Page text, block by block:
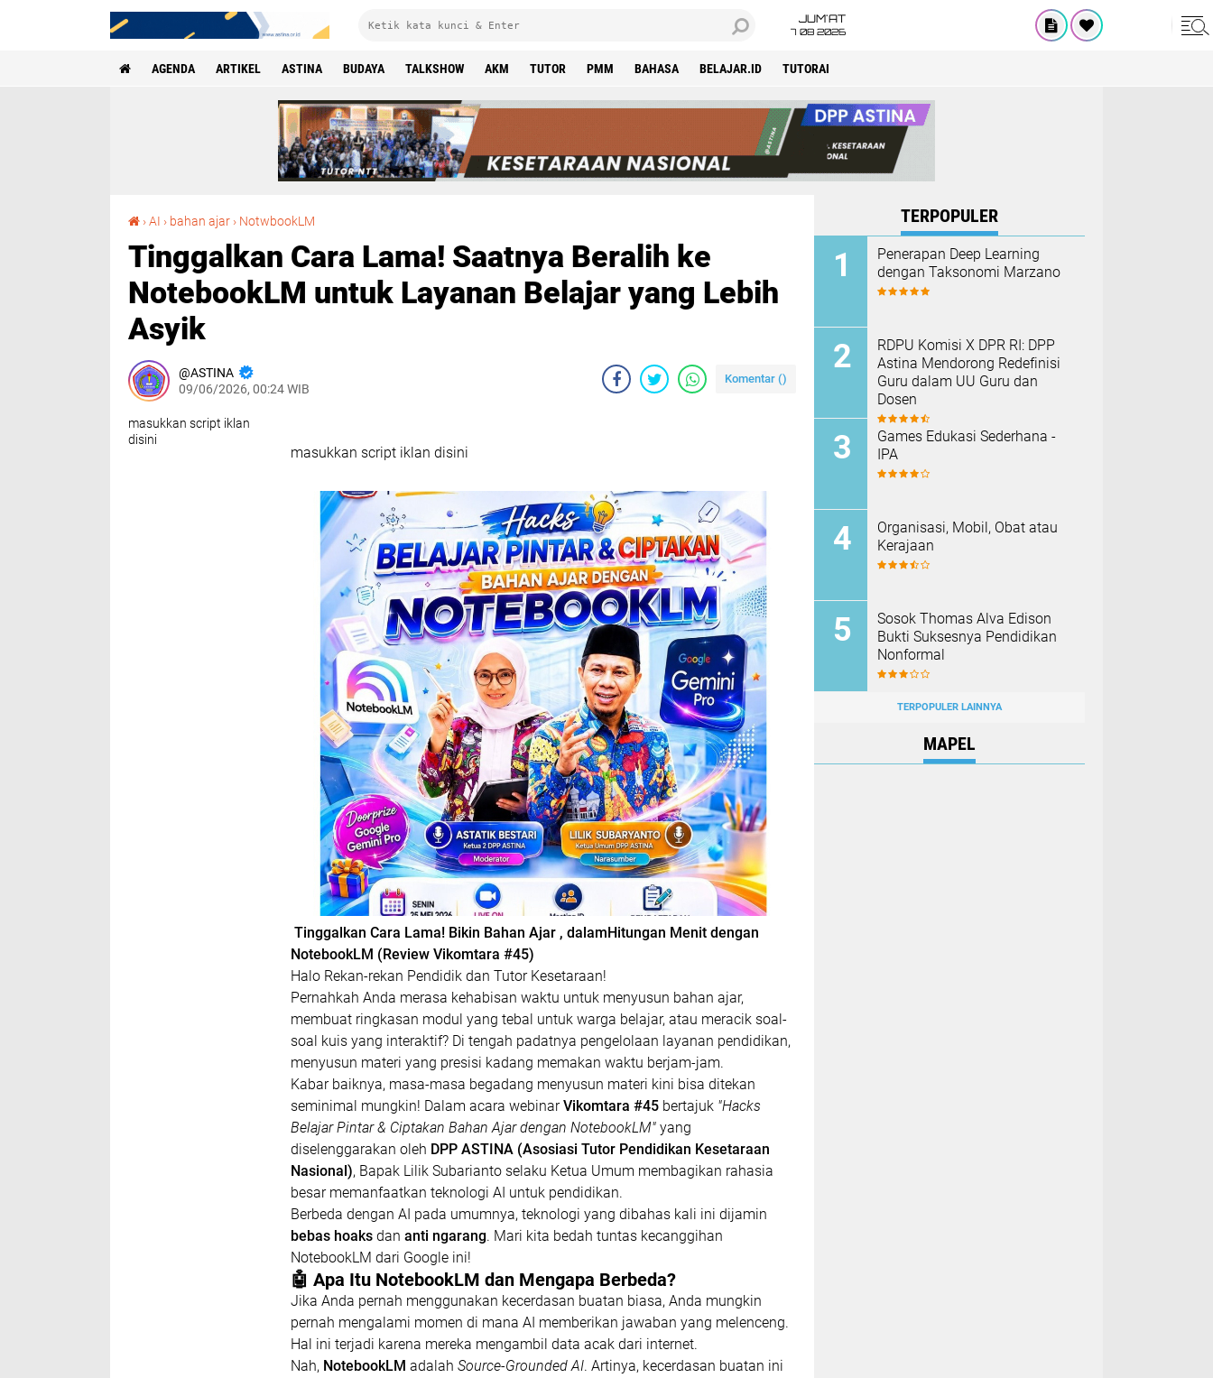
JUM'AT
7 08 2026
AGENDA ARTIKEL ASTINA BUDAYA TALKSHOW AKM TUTOR PMM BAHASA BELAJAR.ID TUTORAI
›AI › bahan ajar › NotwbookLM
Tinggalkan Cara Lama! Saatnya Beralih ke
NotebookLM untuk Layanan Belajar yang Lebih
Asyik
ASTINA
09/06/2026, 00:24 WIB
Komentar ()
masukkan script iklan
disini
masukkan script iklan disini
Tinggalkan Cara Lama! Bikin Bahan Ajar , dalamHitungan Menit dengan
NotebookLM (Review Vikomtara #45)
​Halo Rekan-rekan Pendidik dan Tutor Kesetaraan!
​Pernahkah Anda merasa kehabisan waktu untuk menyusun bahan ajar,
membuat ringkasan modul yang tebal untuk warga belajar, atau meracik soal-
soal kuis yang interaktif? Di tengah padatnya pengelolaan layanan pendidikan,
menyusun materi yang presisi kadang memakan waktu berjam-jam.
​Kabar baiknya, masa-masa begadang menyusun materi kini bisa ditekan
seminimal mungkin! Dalam acara webinarVikomtara #45 bertajuk "Hacks
Belajar Pintar & Ciptakan Bahan Ajar dengan NotebookLM" yang
diselenggarakan oleh DPP ASTINA (Asosiasi Tutor Pendidikan Kesetaraan
Nasional), Bapak Lilik Subarianto selaku Ketua Umum membagikan rahasia
besar memanfaatkan teknologi AI untuk pendidikan.
​Berbeda dengan AI pada umumnya, teknologi yang dibahas kali ini dijamin
bebas hoaks dan anti ngarang. Mari kita bedah tuntas kecanggihan
NotebookLM dari Google ini!
​🤖 Apa Itu NotebookLM dan Mengapa Berbeda?
​Jika Anda pernah menggunakan kecerdasan buatan biasa, Anda mungkin
pernah mengalami momen di mana AI memberikan jawaban yang melenceng.
Hal ini terjadi karena mereka mengambil data acak dari internet.
​Nah, NotebookLM adalah Source-Grounded AI. Artinya, kecerdasan buatan ini
TERPOPULER
Penerapan Deep Learning
dengan Taksonomi Marzano
RDPU Komisi X DPR RI: DPP
Astina Mendorong Redefinisi
Guru dalam UU Guru dan
Dosen
Games Edukasi Sederhana -
IPA
Organisasi, Mobil, Obat atau
Kerajaan
Sosok Thomas Alva Edison
Bukti Suksesnya Pendidikan
Nonformal
TERPOPULER LAINNYA
MAPEL